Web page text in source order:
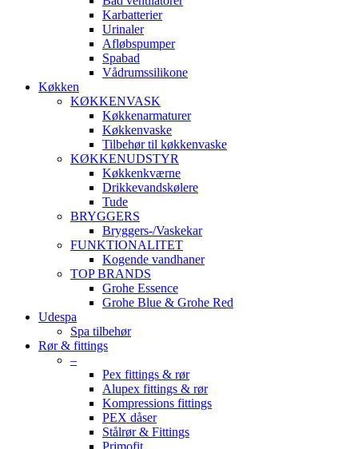
Karbatterier
Urinaler
Afløbspumper
Spabad
Vådrumssilikone
Køkken
KØKKENVASK
Køkkenarmaturer
Køkkenvaske
Tilbehør til køkkenvaske
KØKKENUDSTYR
Køkkenkværne
Drikkevandskølere
Tude
BRYGGERS
Bryggers-/Vaskekar
FUNKTIONALITET
Kogende vandhaner
TOP BRANDS
Grohe Essence
Grohe Blue & Grohe Red
Udespa
Spa tilbehør
Rør & fittings
–
Pex fittings & rør
Alupex fittings & rør
Kompressions fittings
PEX dåser
Stålrør & Fittings
Primofit